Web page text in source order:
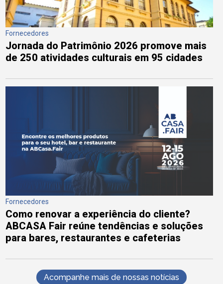
Fornecedores
Jornada do Patrimônio 2026 promove mais
de 250 atividades culturais em 95 cidades
Fornecedores
Como renovar a experiência do cliente?
ABCASA Fair reúne tendências e soluções
para bares, restaurantes e cafeterias
Acompanhe mais de nossas notícias